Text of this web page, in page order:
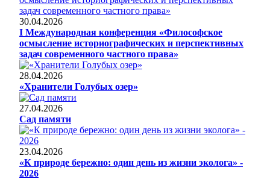
30.04.2026
I Международная конференция «Философское
осмысление историографических и перспективных
задач современного частного права»
28.04.2026
«Хранители Голубых озер»
27.04.2026
Сад памяти
23.04.2026
«К природе бережно: один день из жизни эколога» -
2026